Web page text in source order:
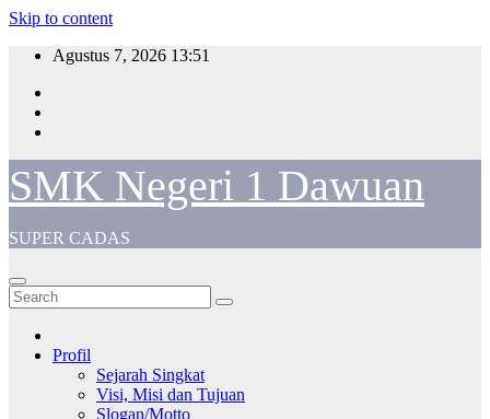
Skip to content
Agustus 7, 2026 13:51
SMK Negeri 1 Dawuan
SUPER CADAS
Profil
Sejarah Singkat
Visi, Misi dan Tujuan
Slogan/Motto